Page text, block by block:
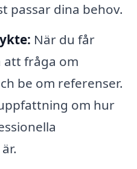
passar dina behov.
När du får
att fråga om
be om referenser.
om hur